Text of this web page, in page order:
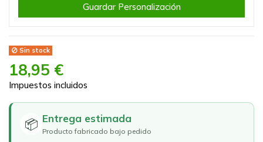
Guardar Personalización
Sin stock
18,95 €
Impuestos incluidos
📦 Entrega estimada
Producto fabricado bajo pedido